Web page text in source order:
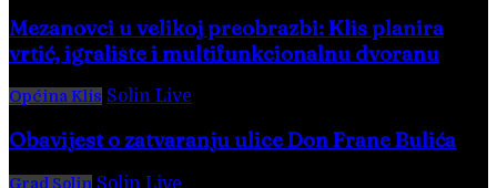
Mezanovci u velikoj preobrazbi: Klis planira
vrtić, igralište i multifunkcionalnu dvoranu
Općina Klis Solin Live
Obavijest o zatvaranju ulice Don Frane Bulića
Grad Solin Solin Live